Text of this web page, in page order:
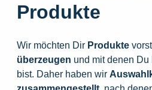
Produkte
Wir möchten Dir Produkte
überzeugen und mit denen
bist. Daher haben wir